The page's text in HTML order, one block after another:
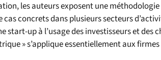
les auteurs exposent une
cas concrets dans plusieurs secteurs
up à l’usage des investisseurs et des
» s’applique essentiellement aux